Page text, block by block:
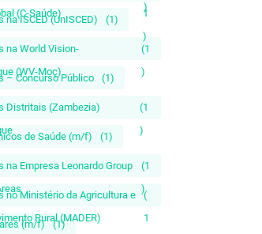
)
(C-Saúde)
1
)
na ISCED (UnISCED) (1)
na World Vision-
(WV-Moç)
(1
)
– Concurso Público (1)
Distritais (Zambezia)
(1
)
de Saúde (m/f) (1)
na Empresa Leonardo Group
(1
)
no Ministério da Agricultura e
Rural (MADER)
(
1
(m/f) (1)